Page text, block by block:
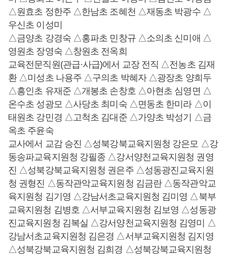
△원효초 정한주 △한남초 조혜천 △재동초 박광수 △
우신초 이성미
△금양초 강경숙 △홍파초 민창규 △소의초 신미애 △
영원초 장영숙 △창원초 전옥희
교육전문직원(관급·사급)에서 교장 전직 △전농초 김재
환 △미성초 나용주 △구의초 박혜자 △광장초 양희두
△흥인초 유재준 △개봉초 손창호 △아현초 심영면 △
온수초 성광모 △사당초 최미숙 △면동초 한미라 △이
태원초 강민경 △고척초 김대준 △가양초 박성기 △금
옥초 주윤숙
교사에서 교감 승진 △성북강북교육지원청 강은모 △강
동송파교육지원청 강필종 △강서양천교육지원청 권영
진 △성북강북교육지원청 권은주 △성동광진교육지원
청 권형진 △동작관악교육지원청 김금란 △동작관악교
육지원청 김기영 △강남서초교육지원청 김미영 △북부
교육지원청 김병호 △서부교육지원청 김보영 △성동광
진교육지원청 김복실 △강서양천교육지원청 김영미 △
강남서초교육지원청 김은경 △서부교육지원청 김지영
△성북강북교육지원청 김희경 △성북강북교육지원청